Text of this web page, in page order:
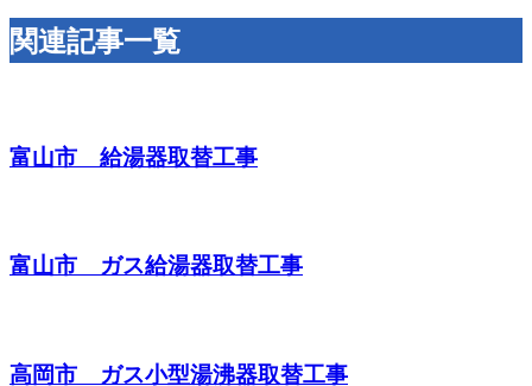
関連記事一覧
富山市 給湯器取替工事
富山市 ガス給湯器取替工事
高岡市 ガス小型湯沸器取替工事